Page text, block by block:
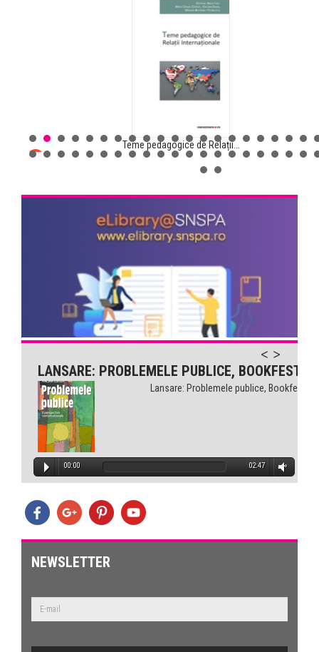
Teme pedagogice de Relații...
Comunicarea pentru sănătate...
LANSARE: PROBLEMELE PUBLICE, BOOKFEST
Lansare: Problemele publice, Bookfest
00:00 02:47
NEWSLETTER